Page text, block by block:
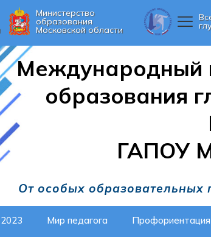
Министерство
образования
Московской области
Международный
образования
ГАПОУ
От особых образовательных
Мир педагога